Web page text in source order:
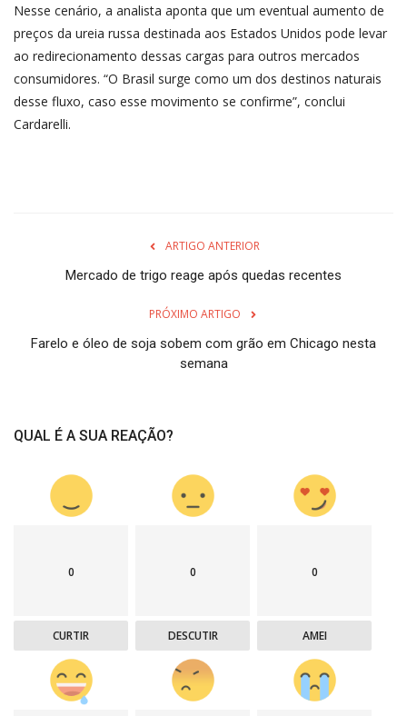
Nesse cenário, a analista aponta que um eventual aumento de
preços da ureia russa destinada aos Estados Unidos pode levar
ao redirecionamento dessas cargas para outros mercados
consumidores. “O Brasil surge como um dos destinos naturais
desse fluxo, caso esse movimento se confirme”, conclui
Cardarelli.
ARTIGO ANTERIOR
Mercado de trigo reage após quedas recentes
PRÓXIMO ARTIGO
Farelo e óleo de soja sobem com grão em Chicago nesta
semana
QUAL É A SUA REAÇÃO?
0
CURTIR
0
DESCUTIR
0
AMEI